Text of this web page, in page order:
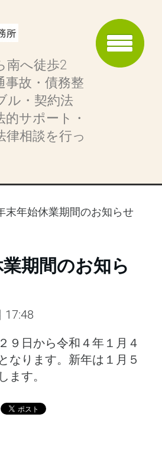
南へ徒歩2
事故・債務整
ル・契約法
サポート・
律相談を行っ
末年始休業期間のお知らせ
期間のお知ら
17:48
９日から令和４年１月４
なります。新年は１月５
ます。